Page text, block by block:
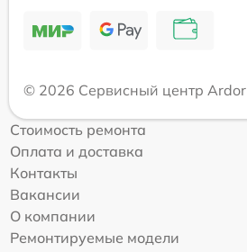
© 2026 Сервисный центр Ardor
Стоимость ремонта
Оплата и доставка
Контакты
Вакансии
О компании
Ремонтируемые модели